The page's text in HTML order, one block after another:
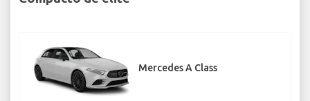
Mercedes A Class